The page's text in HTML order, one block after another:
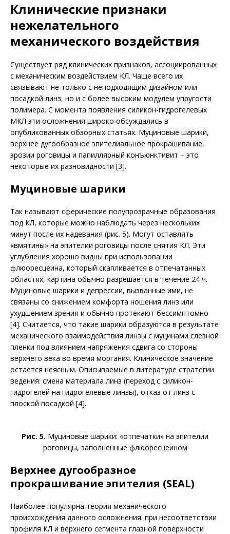
Клинические признаки
нежелательного
механического воздействия
Существует ряд клинических признаков, ассоциированных
с механическим воздействием КЛ. Чаще всего их
связывают не только с неподходящим дизайном или
посадкой линз, но и с более высоким модулем упругости
полимера. С момента появления силикон-гидрогелевых
МКЛ эти осложнения широко обсуждались в
опубликованных обзорных статьях. Муциновые шарики,
верхнее дугообразное эпителиальное прокрашивание,
эрозии роговицы и папиллярный конъюнк­тивит – это
некоторые их разновидности [3].
Муциновые шарики
Так называют сферические полупрозрачные образования
под КЛ, которые можно наблюдать через нескольких
минут после их надевания (рис. 5). Могут оставлять
«вмятины» на эпителии роговицы после снятия КЛ. Эти
углубления хорошо видны при использовании
флюоресцеина, который скапливается в отпечатанных
областях, картина обычно разрешается в течение 24 ч.
Муциновые шарики и депрессии, вызванные ими, не
связаны со снижением комфорта ношения линз или
ухудшением зрения и обычно протекают бессимптомно
[4]. Считается, что такие шарики образуются в результате
механического взаимодействия линзы с муцинами слезной
пленки под влиянием напряжения сдвига со стороны
верхнего века во время моргания. Клиническое значение
остается неясным. Описываемые в литературе стратегии
ведения: смена материала линз (переход с силикон-
гидрогелей на гидрогелевые линзы), отказ от линз с
плоской посадкой [4].
Рис. 5. Муциновые шарики: «отпечатки» на эпителии
роговицы, заполненные флюоресцеином
Верхнее дугообразное
прокрашивание эпителия (SEAL)
Наиболее популярна теория механического
происхождения данного осложнения: при несоответствии
профиля КЛ и верхнего сегмента глазной поверхности